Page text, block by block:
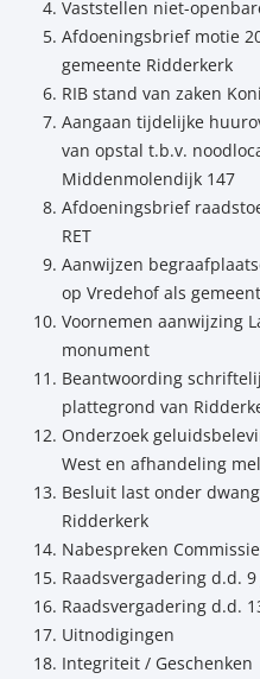
Vaststellen niet-
Afdoeningsbrief motie
gemeente Ridderkerk
RIB stand van zaken
Aangaan tijdelijke
van opstal t.b.v.
Middenmolendijk 147
Afdoeningsbrief
RET
Aanwijzen
op Vredehof als
Voornemen aanwijzing
monument
Beantwoording
plattegrond van
Onderzoek
West en afhandeling
Besluit last onder
Ridderkerk
Nabespreken
Raadsvergadering d.d.
Raadsvergadering d.d.
Uitnodigingen
Integriteit / Geschenken